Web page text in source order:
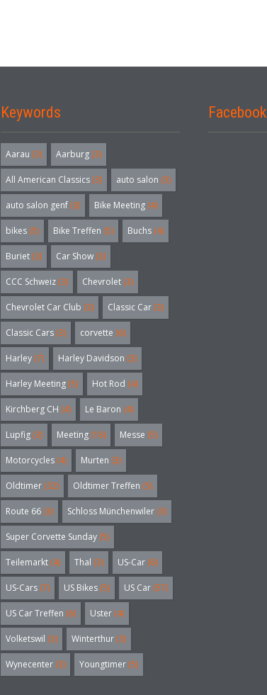
Keywords
Aarau (3) Aarburg (3)
All American Classics (3) auto salon (3)
auto salon genf (3) Bike Meeting (4)
bikes (5) Bike Treffen (5) Buchs (4)
Buriet (3) Car Show (3)
CCC Schweiz (3) Chevrolet (3)
Chevrolet Car Club (3) Classic Car (3)
Classic Cars (3) corvette (6)
Harley (7) Harley Davidson (3)
Harley Meeting (5) Hot Rod (4)
Kirchberg CH (4) Le Baron (4)
Lupfig (3) Meeting (18) Messe (5)
Motorcycles (4) Murten (3)
Oldtimer (32) Oldtimer Treffen (5)
Route 66 (3) Schloss Münchenwiler (3)
Super Corvette Sunday (5)
Teilemarkt (4) Thal (3) US-Car (6)
US-Cars (7) US Bikes (5) US Car (57)
US Car Treffen (6) Uster (4)
Volketswil (3) Winterthur (3)
Wynecenter (3) Youngtimer (5)
Facebook